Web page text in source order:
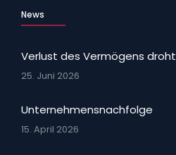
News
Verlust des Vermögens droht
25. Juni 2026
Unternehmensnachfolge
15. April 2026